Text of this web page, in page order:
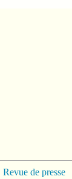
Revue de presse